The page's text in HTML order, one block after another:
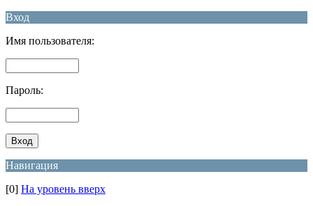
Вход
Имя пользователя:
Пароль:
Навигация
[0] На уровень вверх